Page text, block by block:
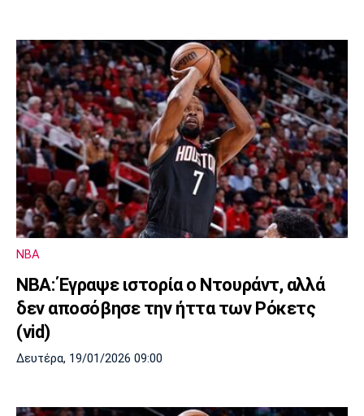
NBA
NBA: Έγραψε ιστορία ο Ντουράντ, αλλά
δεν αποσόβησε την ήττα των Ρόκετς
(vid)
Δευτέρα, 19/01/2026 09:00